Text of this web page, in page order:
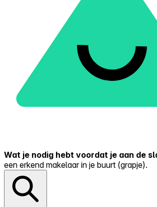
Wat je nodig hebt voordat je aan de
een erkend makelaar in je buurt (grapje).